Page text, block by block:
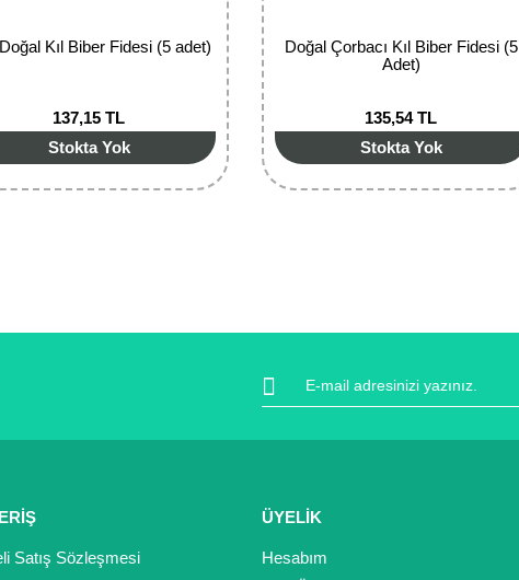
Doğal Kıl Biber Fidesi (5 adet)
137,15 TL
Stokta Yok
Doğal Çorbacı Kıl Biber Fidesi (5
Adet)
135,54 TL
Stokta Yok
Satış Sözleşmesi
ÜYELİK
Hesabım